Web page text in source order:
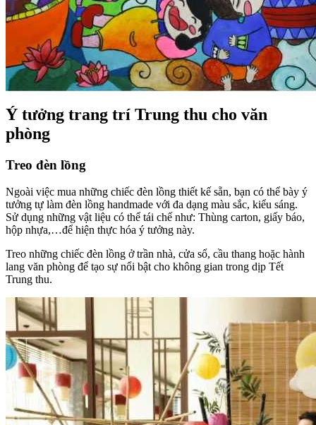
Ý tưởng trang trí Trung thu cho văn
phòng
Treo đèn lồng
Ngoài việc mua những chiếc đèn lồng thiết kế sẵn, bạn có thể bày ý
tưởng tự làm đèn lồng handmade với đa dạng màu sắc, kiểu sáng.
Sử dụng những vật liệu có thể tái chế như: Thùng carton, giấy báo,
hộp nhựa,…để hiện thực hóa ý tưởng này.
Treo những chiếc đèn lồng ở trần nhà, cửa sổ, cầu thang hoặc hành
lang văn phòng để tạo sự nổi bật cho không gian trong dịp Tết
Trung thu.